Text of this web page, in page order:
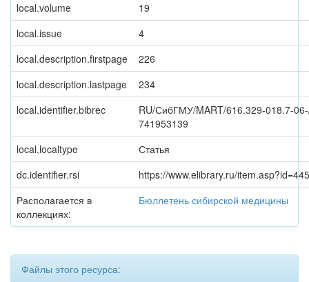
local.volume
19
local.issue
4
local.description.firstpage
226
local.description.lastpage
234
local.identifier.bibrec
RU/СибГМУ/MART/616.329-018.7-
741953139
local.localtype
Статья
dc.identifier.rsi
https://www.elibrary.ru/
Располагается в
коллекциях:
Бюллетень сибирской медицины
Файлы этого ресурса: